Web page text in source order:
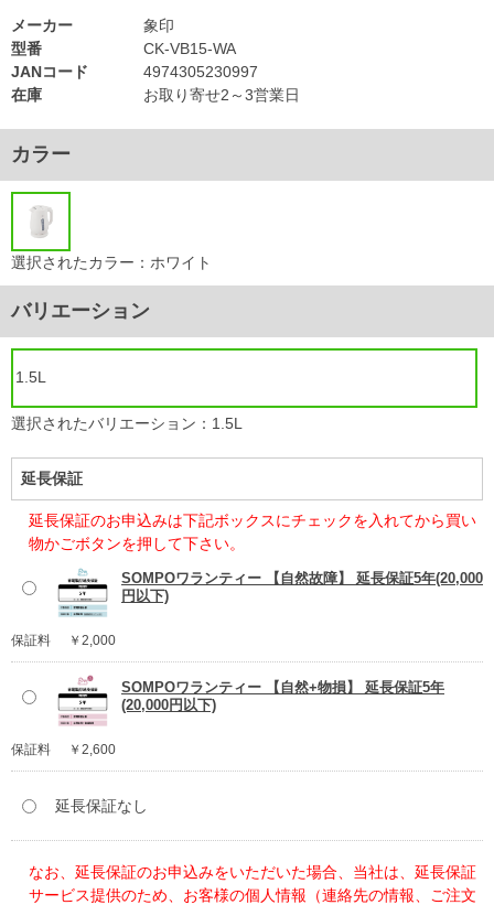
型番
CK-VB15-WA
JANコード
4974305230997
在庫
お取り寄せ2～3営業日
メーカー 象印
カラー
選択されたカラー：ホワイト
バリエーション
1.5L
選択されたバリエーション：1.5L
延長保証
延長保証のお申込みは下記ボックスにチェックを入れてから買い
物かごボタンを押して下さい。
SOMPOワランティー 【自然故障】 延長保証5年(20,000
円以下)
保証料 ￥2,000
SOMPOワランティー 【自然+物損】 延長保証5年
(20,000円以下)
保証料 ￥2,600
延長保証なし
なお、延長保証のお申込みをいただいた場合、当社は、延長保証
サービス提供のため、お客様の個人情報（連絡先の情報、ご注文